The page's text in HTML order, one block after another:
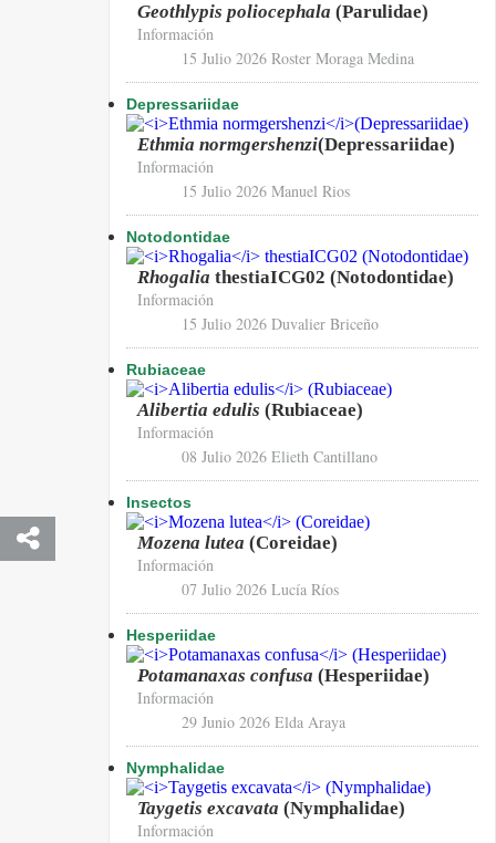
Geothlypis poliocephala (Parulidae)
Información
15 Julio 2026 Roster Moraga Medina
Depressariidae
Ethmia normgershenzi(Depressariidae)
Información
15 Julio 2026 Manuel Rios
Notodontidae
Rhogalia thestiaICG02 (Notodontidae)
Información
15 Julio 2026 Duvalier Briceño
Rubiaceae
Alibertia edulis (Rubiaceae)
Información
08 Julio 2026 Elieth Cantillano
Insectos
Mozena lutea (Coreidae)
Información
07 Julio 2026 Lucía Ríos
Hesperiidae
Potamanaxas confusa (Hesperiidae)
Información
29 Junio 2026 Elda Araya
Nymphalidae
Taygetis excavata (Nymphalidae)
Información